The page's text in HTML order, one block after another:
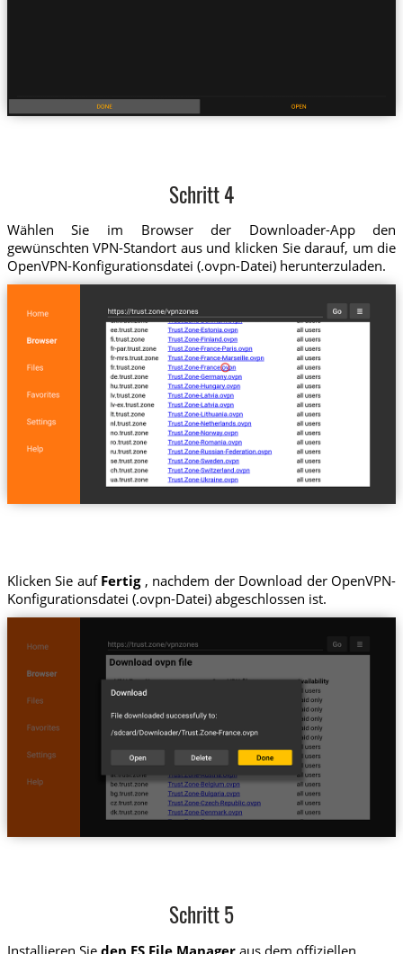
Schritt 4
Wählen Sie im Browser der Downloader-App den
gewünschten VPN-Standort aus und klicken Sie darauf, um die
OpenVPN-Konfigurationsdatei (.ovpn-Datei) herunterzuladen.
Klicken Sie auf Fertig, nachdem der Download der OpenVPN-
Konfigurationsdatei (.ovpn-Datei) abgeschlossen ist.
Schritt 5
Installieren Sie den ES File Manageraus dem offiziellen